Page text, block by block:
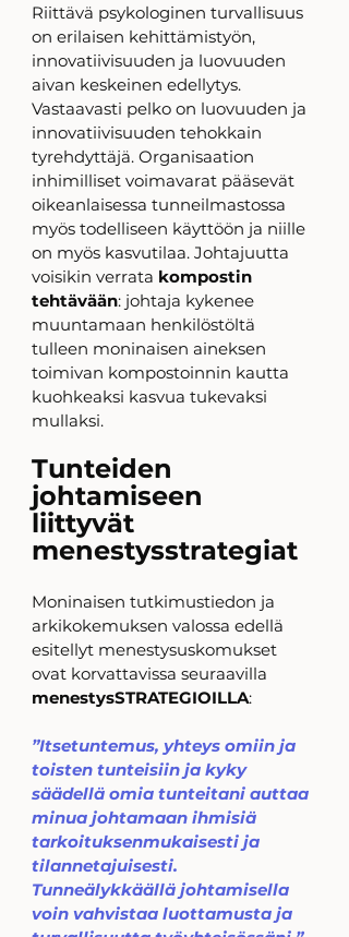
Riittävä psykologinen turvallisuus
on erilaisen kehittämistyön,
innovatiivisuuden ja luovuuden
aivan keskeinen edellytys.
Vastaavasti pelko on luovuuden ja
innovatiivisuuden tehokkain
tyrehdyttäjä. Organisaation
inhimilliset voimavarat pääsevät
oikeanlaisessa tunneilmastossa
myös todelliseen käyttöön ja niille
on myös kasvutilaa. Johtajuutta
voisikin verrata kompostin
tehtävään: johtaja kykenee
muuntamaan henkilöstöltä
tulleen moninaisen aineksen
toimivan kompostoinnin kautta
kuohkeaksi kasvua tukevaksi
mullaksi.
Tunteiden
johtamiseen
liittyvät
menestysstrategiat
Moninaisen tutkimustiedon ja
arkikokemuksen valossa edellä
esitellyt menestysuskomukset
ovat korvattavissa seuraavilla
menestysSTRATEGIOILLA:
”Itsetuntemus, yhteys omiin ja
toisten tunteisiin ja kyky
säädellä omia tunteitani auttaa
minua johtamaan ihmisiä
tarkoituksenmukaisesti ja
tilannetajuisesti.
Tunneälykkäällä johtamisella
voin vahvistaa luottamusta ja